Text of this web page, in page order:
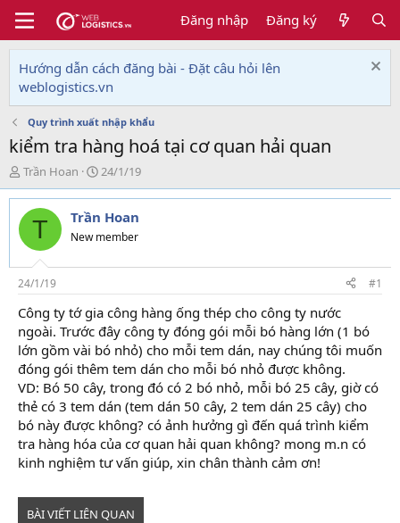
Đăng nhập Đăng ký
Hướng dẫn cách đăng bài - Đặt câu hỏi lên
weblogistics.vn
Quy trình xuất nhập khẩu
kiểm tra hàng hoá tại cơ quan hải quan
T
h
r
e
d
s
t
a
r
t
e
r
Trần Hoan
N
g
à
y
g
i
24/1/19
T Trần Hoan
New member
24/1/19 #1
Công ty tớ gia công hàng ống thép cho công ty nước
ngoài. Trước đây công ty đóng gói mỗi bó hàng lớn (1 bó
lớn gồm vài bó nhỏ) cho mỗi tem dán, nay chúng tôi muốn
đóng gói thêm tem dán cho mỗi bó nhỏ được không.
VD: Bó 50 cây, trong đó có 2 bó nhỏ, mỗi bó 25 cây, giờ có
thẻ có 3 tem dán (tem dán 50 cây, 2 tem dán 25 cây) cho
bó này được không? có ảnh hưởng gì đến quá trình kiểm
tra hàng hóa của cơ quan hải quan không? mong m.n có
kinh nghiệm tư vấn giúp, xin chân thành cảm ơn!
BÀI VIẾT LIÊN QUAN